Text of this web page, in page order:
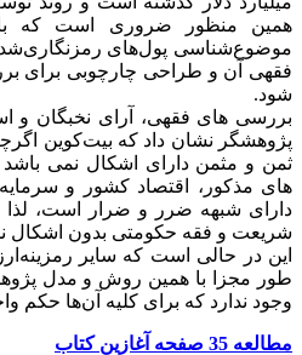
همین منظور ضروری است که با
موضوع‌شناسی پول‌های
فقهی آن و طراحی چارچوبی برای
شود.
بررسی های فقهی، آرای نخبگان و
پژوهشگر نشان داد که بیت‌کوین
ثمن و مثمن دارای اشکال نمی
های مذکور، اقتصاد کشور و
دارای شبهه ضرر و ضرار است، لذا
شریعت و فقه حکومتی بدون اشکال
این در حالی است که سایر
طور مجزا با همین روش و مدل
وجود ندارد که برای کلیه آن‌ها حکم
مطالعه 35 صفحه آغازین کتاب